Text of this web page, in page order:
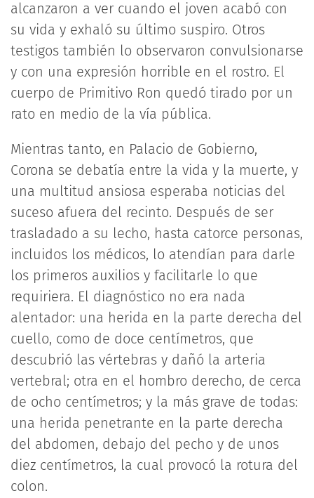
alcanzaron a ver cuando el joven acabó con
su vida y exhaló su último suspiro. Otros
testigos también lo observaron convulsionarse
y con una expresión horrible en el rostro. El
cuerpo de Primitivo Ron quedó tirado por un
rato en medio de la vía pública.
Mientras tanto, en Palacio de Gobierno,
Corona se debatía entre la vida y la muerte, y
una multitud ansiosa esperaba noticias del
suceso afuera del recinto. Después de ser
trasladado a su lecho, hasta catorce personas,
incluidos los médicos, lo atendían para darle
los primeros auxilios y facilitarle lo que
requiriera. El diagnóstico no era nada
alentador: una herida en la parte derecha del
cuello, como de doce centímetros, que
descubrió las vértebras y dañó la arteria
vertebral; otra en el hombro derecho, de cerca
de ocho centímetros; y la más grave de todas:
una herida penetrante en la parte derecha
del abdomen, debajo del pecho y de unos
diez centímetros, la cual provocó la rotura del
colon.